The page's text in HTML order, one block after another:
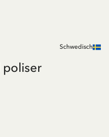
Schwedisch
poliser